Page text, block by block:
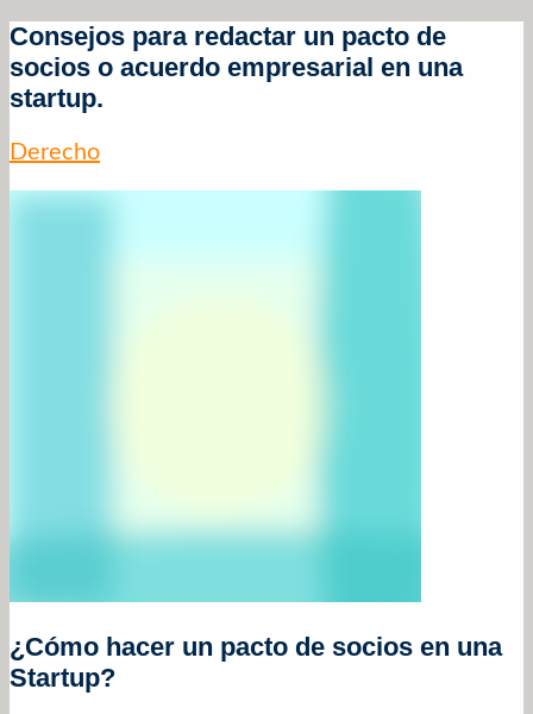
Consejos para redactar un pacto de
socios o acuerdo empresarial en una
startup.
Derecho
¿Cómo hacer un pacto de socios en una
Startup?